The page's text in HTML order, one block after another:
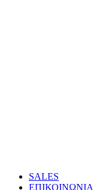
SALES
ΕΠΙΚΟΙΝΩΝΙΑ